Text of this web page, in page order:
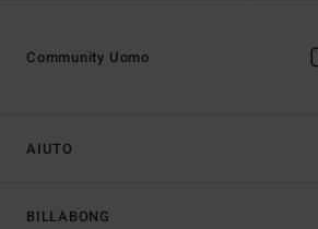
AIUTO
BILLABONG
Community Uomo